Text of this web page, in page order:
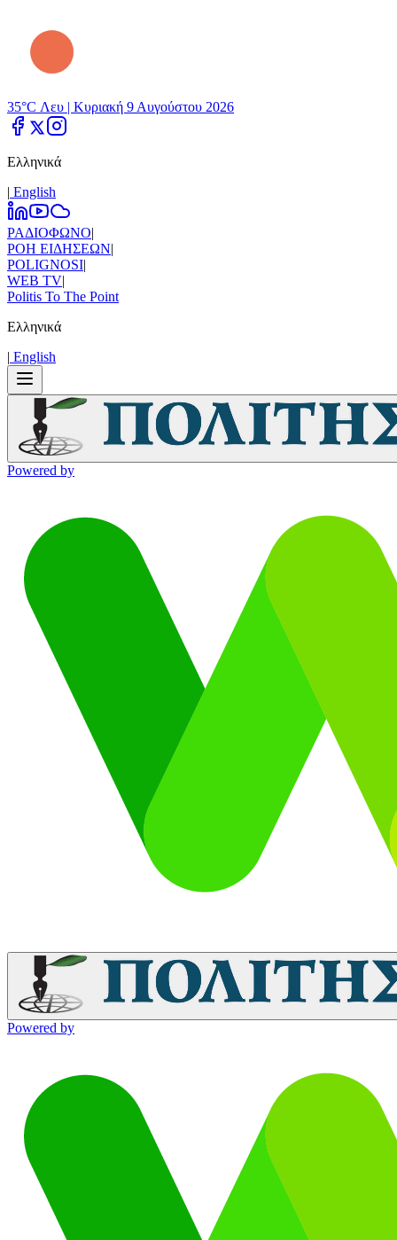
35°C Λευ | Κυριακή 9 Αυγούστου 2026
Ελληνικά
| Εnglish
ΡΑΔΙΟΦΩΝΟ|
ΡΟΗ ΕΙΔΗΣΕΩΝ|
POLIGNOSI|
WEB TV|
Politis To The Point
Ελληνικά
| Εnglish
Powered by
Powered by